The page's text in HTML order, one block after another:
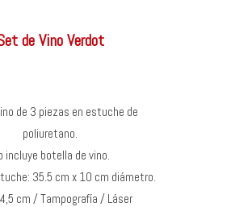
de Vino Verdot
de 3 piezas en estuche de
poliuretano.
incluye botella de vino.
35.5 cm x 10 cm diámetro.
cm / Tampografía / Láser